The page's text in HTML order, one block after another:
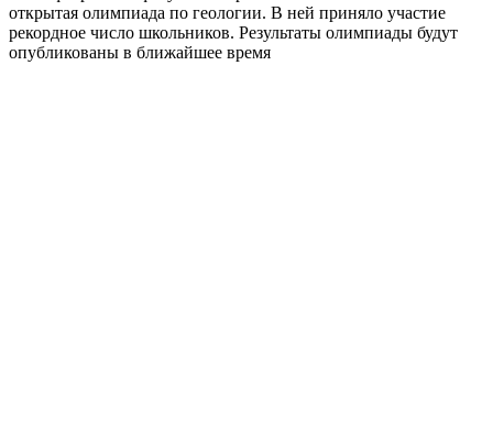
открытая олимпиада по геологии. В ней приняло участие
рекордное число школьников. Результаты олимпиады будут
опубликованы в ближайшее время